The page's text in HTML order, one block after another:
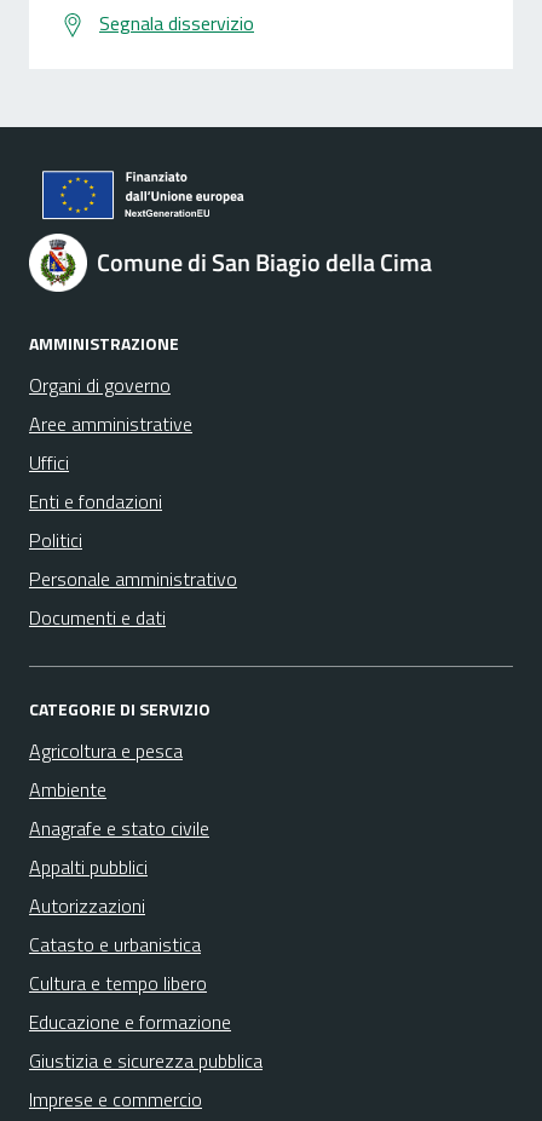
Segnala disservizio
Comune di San Biagio della Cima
AMMINISTRAZIONE
Organi di governo
Aree amministrative
Uffici
Enti e fondazioni
Politici
Personale amministrativo
Documenti e dati
CATEGORIE DI SERVIZIO
Agricoltura e pesca
Ambiente
Anagrafe e stato civile
Appalti pubblici
Autorizzazioni
Catasto e urbanistica
Cultura e tempo libero
Educazione e formazione
Giustizia e sicurezza pubblica
Imprese e commercio